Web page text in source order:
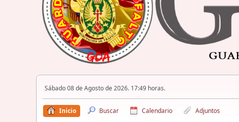
Sábado 08 de Agosto de 2026. 17:49 horas.
Inicio Buscar Calendario Adjuntos